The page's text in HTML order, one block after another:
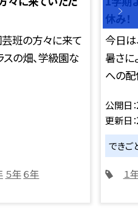
班の方々に来て
スの畑、学級園な
５年６年
休み！
今日は
暑さに
への
公開日
更新日
できご
１